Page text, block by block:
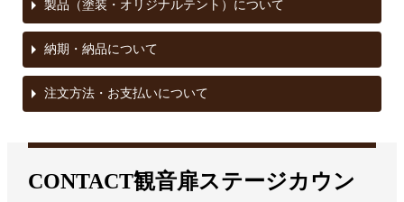
arrow_right 製品（塗装・オリジナルテント）について
arrow_right 納期・納品について
arrow_right 注文方法・お支払いについて
CONTACT観音扉ステージカウン